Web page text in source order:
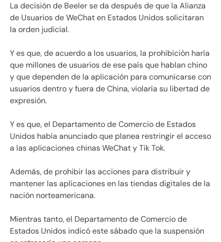
La decisión de Beeler se da después de que la Alianza
de Usuarios de WeChat en Estados Unidos solicitaran
la orden judicial.
Y es que, de acuerdo a los usuarios, la prohibición haría
que millones de usuarios de ese país que hablan chino
y que dependen de la aplicación para comunicarse con
usuarios dentro y fuera de China, violaría su libertad de
expresión.
Y es que, el Departamento de Comercio de Estados
Unidos había anunciado que planea restringir el acceso
a las aplicaciones chinas WeChat y Tik Tok.
Además, de prohibir las acciones para distribuir y
mantener las aplicaciones en las tiendas digitales de la
nación norteamericana.
Mientras tanto, el Departamento de Comercio de
Estados Unidos indicó este sábado que la suspensión